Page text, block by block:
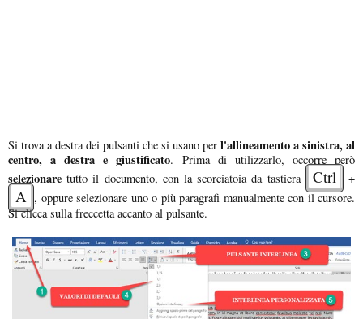
Si trova a destra dei pulsanti che si usano per l'allineamento a sinistra, al
centro, a destra e giustificato. Prima di utilizzarlo, occorre però
selezionare tutto il documento, con la scorciatoia da tastiera Ctrl +
A , oppure selezionare uno o più paragrafi manualmente con il cursore.
Si clicca sulla freccetta accanto al pulsante.